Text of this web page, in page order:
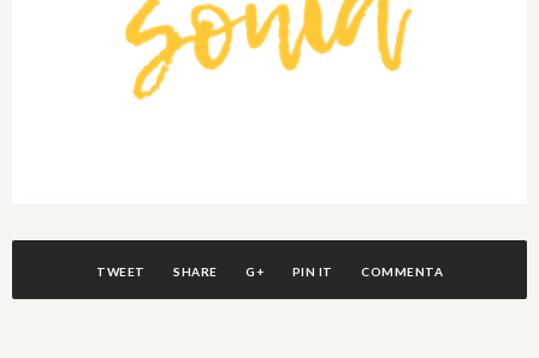
TWEET SHARE G+ PIN IT COMMENTA